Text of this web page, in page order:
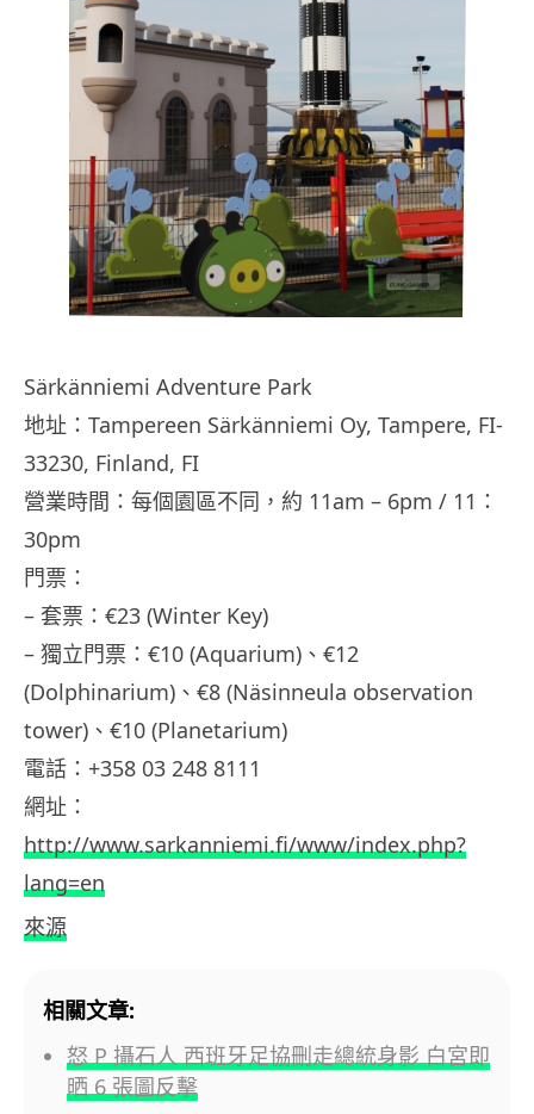
Särkänniemi Adventure Park
地址：Tampereen Särkänniemi Oy, Tampere, FI-
33230, Finland, FI
營業時間：每個園區不同，約 11am – 6pm / 11：
30pm
門票：
– 套票：€23 (Winter Key)
– 獨立門票：€10 (Aquarium)、€12
(Dolphinarium)、€8 (Näsinneula observation
tower)、€10 (Planetarium)
電話：+358 03 248 8111
網址：
http://www.sarkanniemi.fi/www/index.php?
lang=en
來源
相關文章:
怒 P 攝石人 西班牙足協刪走總統身影 白宮即
晒 6 張圖反擊